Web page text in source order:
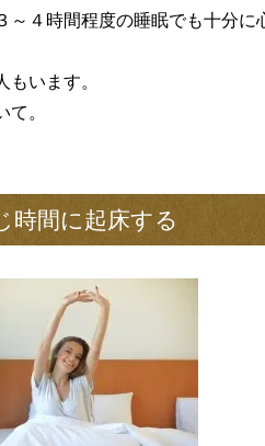
～４時間程度の睡眠でも十分に
います。
て。
時間に起床する